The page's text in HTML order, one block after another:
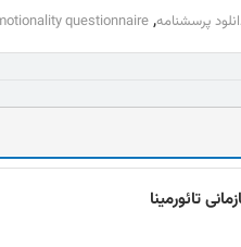
پرسشنامه,
questionnaire
تائورمینا